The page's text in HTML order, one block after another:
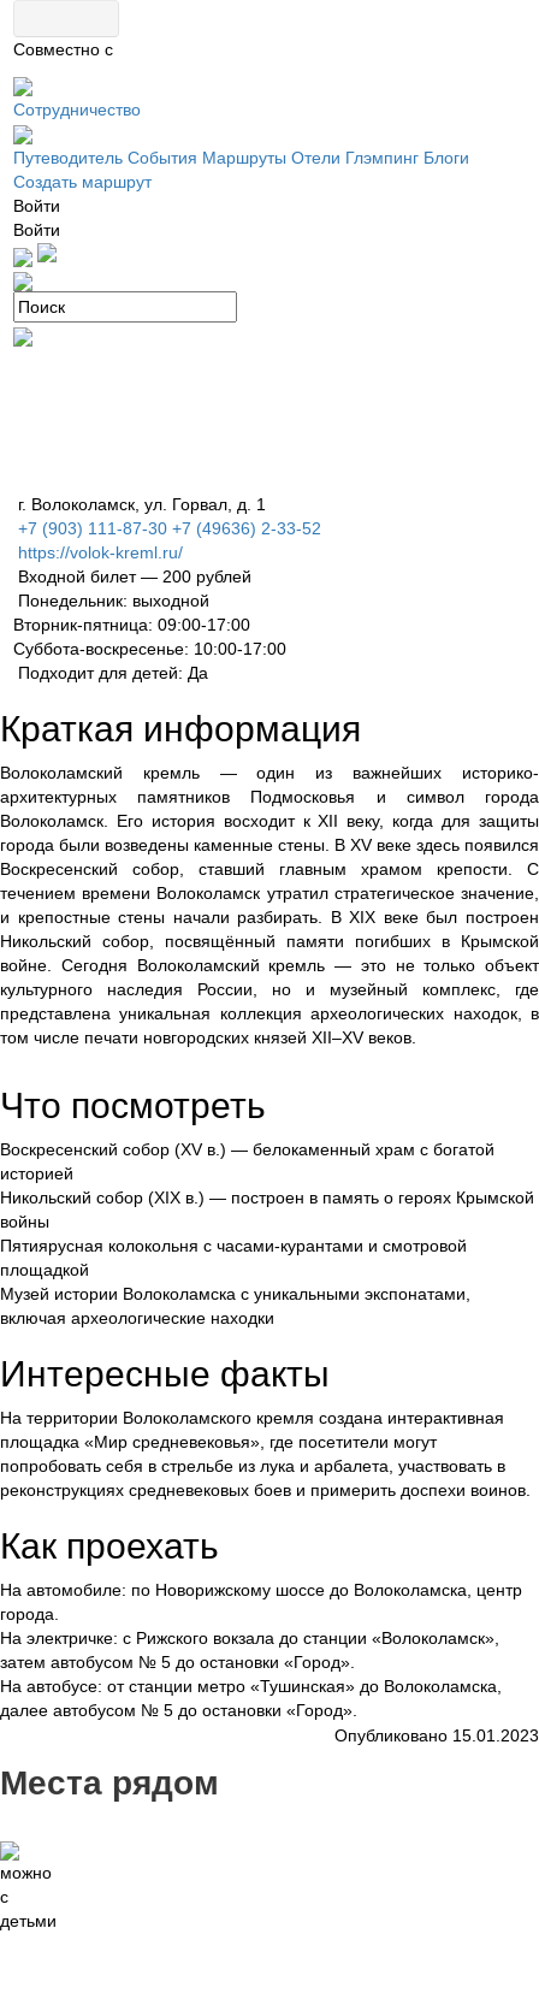
Совместно с
Сотрудничество
Путеводитель События Маршруты Отели Глэмпинг Блоги
Создать маршрут
Войти
Войти
г. Волоколамск, ул. Горвал, д. 1
+7 (903) 111-87-30 +7 (49636) 2-33-52
https://volok-kreml.ru/
Входной билет — 200 рублей
Понедельник: выходной
Вторник-пятница: 09:00-17:00
Суббота-воскресенье: 10:00-17:00
Подходит для детей: Да
Краткая информация
Волоколамский кремль — один из важнейших историко-
архитектурных памятников Подмосковья и символ города
Волоколамск. Его история восходит к XII веку, когда для защиты
города были возведены каменные стены. В XV веке здесь появился
Воскресенский собор, ставший главным храмом крепости. С
течением времени Волоколамск утратил стратегическое значение,
и крепостные стены начали разбирать. В XIX веке был построен
Никольский собор, посвящённый памяти погибших в Крымской
войне. Сегодня Волоколамский кремль — это не только объект
культурного наследия России, но и музейный комплекс, где
представлена уникальная коллекция археологических находок, в
том числе печати новгородских князей XII–XV веков.
Что посмотреть
Воскресенский собор (XV в.) — белокаменный храм с богатой
историей
Никольский собор (XIX в.) — построен в память о героях Крымской
войны
Пятиярусная колокольня с часами-курантами и смотровой
площадкой
Музей истории Волоколамска с уникальными экспонатами,
включая археологические находки
Интересные факты
На территории Волоколамского кремля создана интерактивная
площадка «Мир средневековья», где посетители могут
попробовать себя в стрельбе из лука и арбалета, участвовать в
реконструкциях средневековых боев и примерить доспехи воинов.
Как проехать
На автомобиле: по Новорижскому шоссе до Волоколамска, центр
города.
На электричке: с Рижского вокзала до станции «Волоколамск»,
затем автобусом № 5 до остановки «Город».
На автобусе: от станции метро «Тушинская» до Волоколамска,
далее автобусом № 5 до остановки «Город».
Опубликовано 15.01.2023
Места рядом